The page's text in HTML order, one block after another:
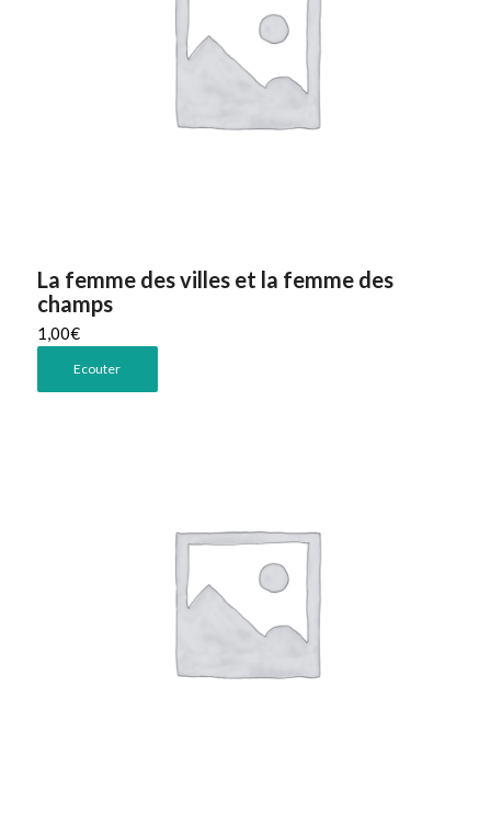
La femme des villes et la femme des
champs
1,00€
Ecouter